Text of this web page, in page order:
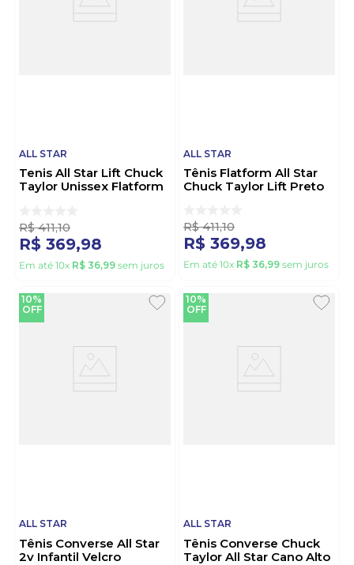
ALL STAR
Tenis All Star Lift Chuck
Taylor Unissex Flatform
R$ 411,10
R$ 369,98
Em até 10x R$ 36,99 sem juros
ALL STAR
Tênis Flatform All Star
Chuck Taylor Lift Preto
R$ 411,10
R$ 369,98
Em até 10x R$ 36,99 sem juros
10%
OFF
ALL STAR
Tênis Converse All Star
2v Infantil Velcro
10%
OFF
ALL STAR
Tênis Converse Chuck
Taylor All Star Cano Alto